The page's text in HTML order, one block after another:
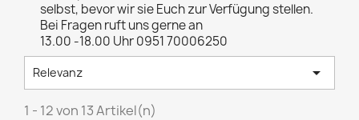
selbst, bevor wir sie Euch zur Verfügung stellen.
Bei Fragen ruft uns gerne an
13.00 -18.00 Uhr 0951 70006250
Relevanz 
1 - 12 von 13 Artikel(n)